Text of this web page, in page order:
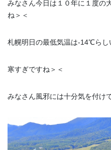
みなさん今日は１０年に１度の
ね＞＜
札幌明日の最低気温は-14℃らし
寒すぎですね＞＜
みなさん風邪には十分気を付け